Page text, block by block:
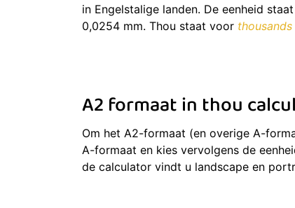
in Engelstalige landen. De eenheid
0,0254 mm. Thou staat voor
A2 formaat in thou
Om het A2-formaat (en overige A-
A-formaat en kies vervolgens de
de calculator vindt u landscape en